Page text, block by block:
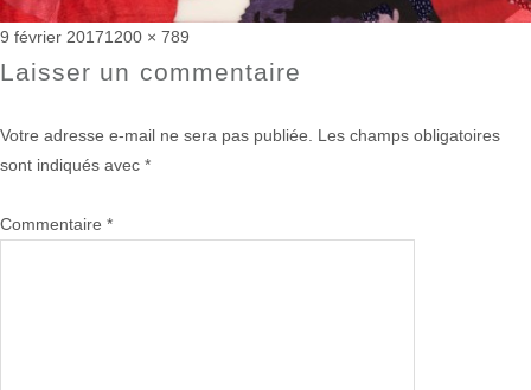
Publié
le
9 février 2017Taille
réelle
1200 × 789
Laisser un commentaire
Votre adresse e-mail ne sera pas publiée.
Les champs obligatoires
sont indiqués avec *
Commentaire *